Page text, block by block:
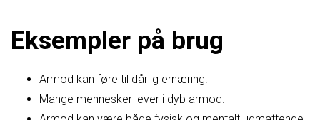
Eksempler på brug
Armod kan føre til dårlig ernæring.
Mange mennesker lever i dyb armod.